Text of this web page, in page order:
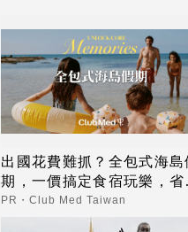
出國花費難抓？全包式海島
期，一價搞定食宿玩樂，省
更省心！
PR・Club Med Taiwan